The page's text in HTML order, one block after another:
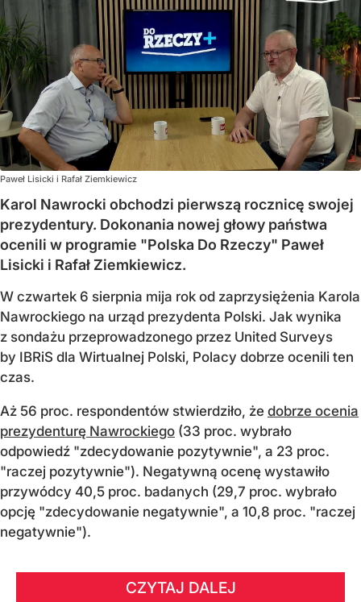
Paweł Lisicki i Rafał Ziemkiewicz
Karol Nawrocki obchodzi pierwszą rocznicę swojej
prezydentury. Dokonania nowej głowy państwa
ocenili w programie "Polska Do Rzeczy" Paweł
Lisicki i Rafał Ziemkiewicz.
W czwartek 6 sierpnia mija rok od zaprzysiężenia Karola
Nawrockiego na urząd prezydenta Polski. Jak wynika
z sondażu przeprowadzonego przez United Surveys
by IBRiS dla Wirtualnej Polski, Polacy dobrze ocenili ten
czas.
Aż 56 proc. respondentów stwierdziło, że dobrze ocenia
prezydenturę Nawrockiego (33 proc. wybrało
odpowiedź "zdecydowanie pozytywnie", a 23 proc.
"raczej pozytywnie"). Negatywną ocenę wystawiło
przywódcy 40,5 proc. badanych (29,7 proc. wybrało
opcję "zdecydowanie negatywnie", a 10,8 proc. "raczej
negatywnie").
CZYTAJ DALEJ